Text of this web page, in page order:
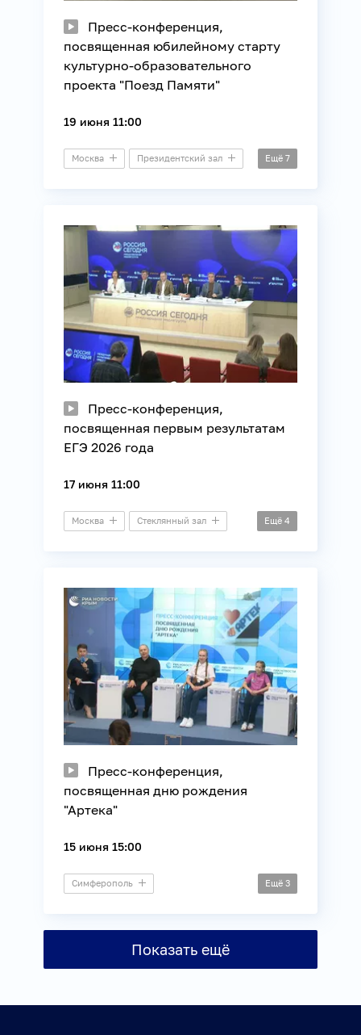
Пресс-конференция,
посвященная юбилейному старту
культурно-образовательного
проекта "Поезд Памяти"
19 июня 11:00
Москва Президентский зал
Молодежная политика
Образование
Союзное государство
Ещё 7
Пресс-конференция,
посвященная первым результатам
ЕГЭ 2026 года
17 июня 11:00
Москва Стеклянный зал
Образование Общество
Ещё 4
Пресс-конференция,
посвященная дню рождения
"Артека"
15 июня 15:00
Симферополь
Образование
Ещё 3
Показать ещё